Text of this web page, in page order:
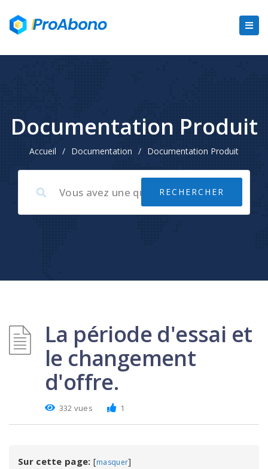
Documentation Produit
Accueil / Documentation / Documentation Produit
La période d'essai et
le changement
d'offre.
332 vues 1
Sur cette page: [masquer]